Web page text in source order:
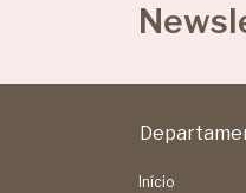
Início